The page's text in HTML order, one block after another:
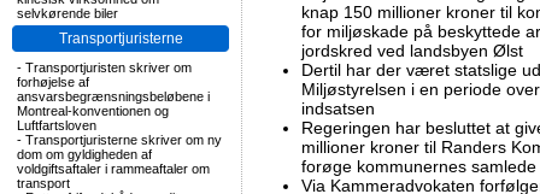
selvkørende biler
Transportjuristerne
- Transportjuristen skriver om
forhøjelse af
ansvarsbegrænsningsbeløbene i
Montreal-konventionen og
Luftfartsloven
- Transportjuristerne skriver om ny
dom om gyldigheden af
voldgiftsaftaler i rammeaftaler om
transport
knap 150 millioner kroner til
for miljøskade på beskyttede
jordskred ved landsbyen Ølst
Dertil har der været statslige
Miljøstyrelsen i en periode
indsatsen
Regeringen har besluttet at
millioner kroner til Randers
forøge kommunernes
Via Kammeradvokaten